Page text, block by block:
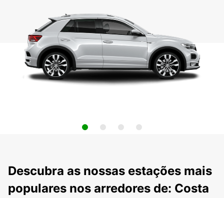
Descubra as nossas estações mais
populares nos arredores de: Costa